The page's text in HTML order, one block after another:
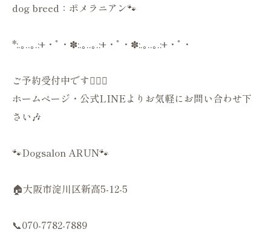
dog breed：ポメラニアン🐾
*:.｡..｡.:+・ﾟ・✽:.｡..｡.:+・ﾟ・✽:.｡..｡.:+・ﾟ・
ご予約受付中です💁🏻‍♀️
ホームページ・公式LINEよりお気軽にお問い合わせ下
さい🎶
🐾Dogsalon ARUN🐾
🏠大阪市淀川区新高5-12-5
📞070-7782-7889